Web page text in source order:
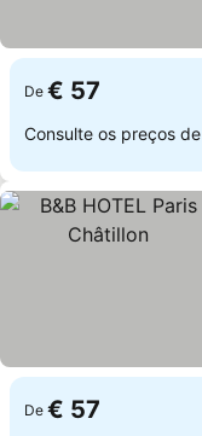
De € 57
Consulte os preços de
De € 57